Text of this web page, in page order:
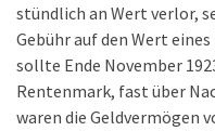
stündlich an Wert verlor,
Gebühr auf den Wert
sollte Ende November
Rentenmark, fast über
waren die Geldvermögen